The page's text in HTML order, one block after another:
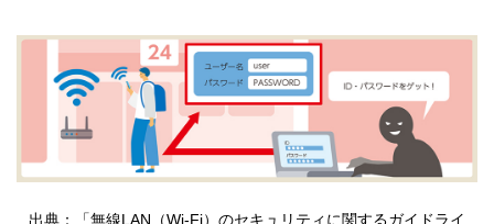
出典：「無線LAN（Wi-Fi）のセキュリティに関するガイドライ